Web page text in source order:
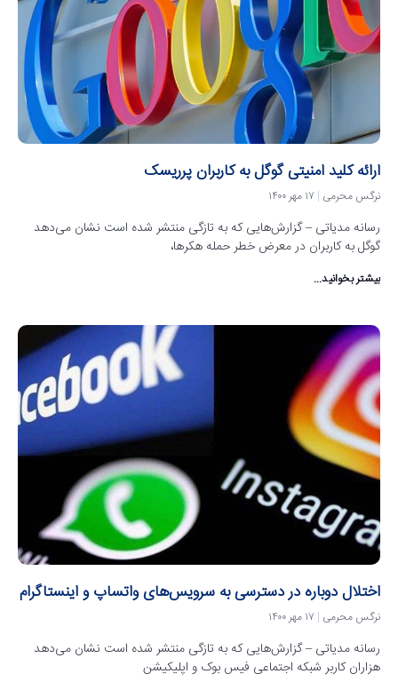
ارائه کلید امنیتی گوگل به کاربران پرریسک
نرگس محرمی ۱۷ مهر ۱۴۰۰
رسانه مدیاتی – گزارش‌هایی که به تازگی منتشر شده است نشان می‌دهد
گوگل به کاربران در معرض خطر حمله هکرها،
بیشتر بخوانید...
اختلال دوباره در دسترسی به سرویس‌های واتساپ و اینستاگرام
نرگس محرمی ۱۷ مهر ۱۴۰۰
رسانه مدیاتی – گزارش‌هایی که به تازگی منتشر شده است نشان می‌دهد
هزاران کاربر شبکه اجتماعی فیس بوک و اپلیکیشن